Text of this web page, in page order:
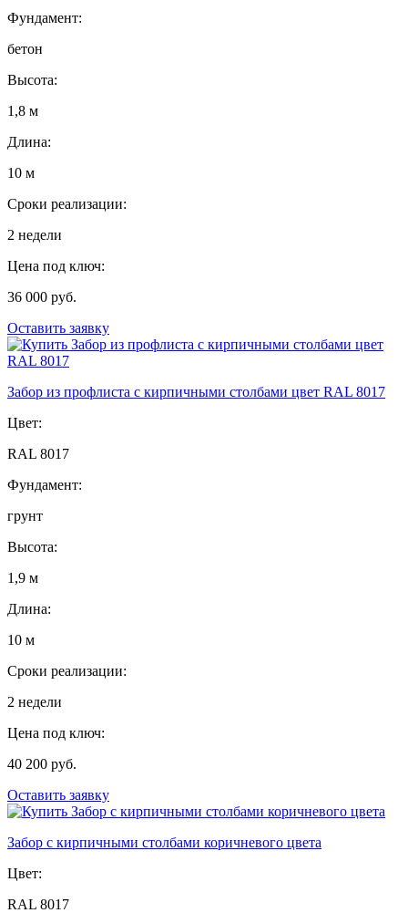
Фундамент:
бетон
Высота:
1,8 м
Длина:
10 м
Сроки реализации:
2 недели
Цена под ключ:
36 000 руб.
Оставить заявку
Забор из профлиста с кирпичными столбами цвет RAL 8017
Цвет:
RAL 8017
Фундамент:
грунт
Высота:
1,9 м
Длина:
10 м
Сроки реализации:
2 недели
Цена под ключ:
40 200 руб.
Оставить заявку
Забор с кирпичными столбами коричневого цвета
Цвет:
RAL 8017